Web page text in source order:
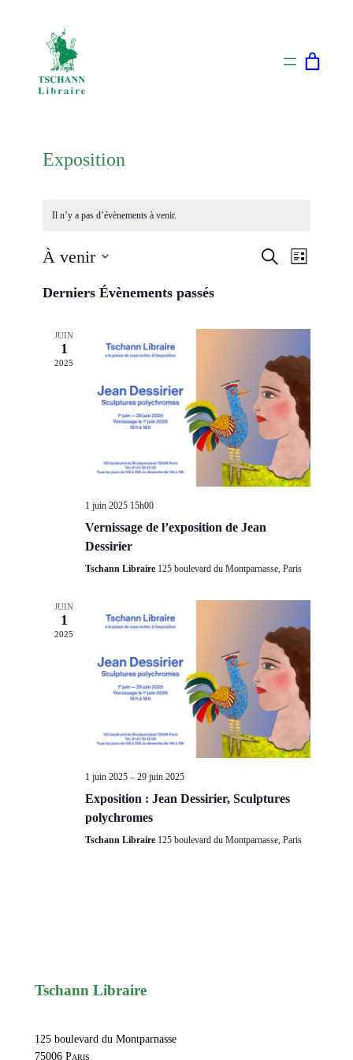
Exposition
Il n’y a pas d’évènements à venir.
vues
Recherche
Liste
À venir
une
Derniers Évènements passés
JUIN
1
2025
1 juin 2025 15h00
Vernissage de l’exposition de Jean
Dessirier
Tschann Libraire 125 boulevard du Montparnasse, Paris
JUIN
1
2025
1 juin 2025 –29 juin 2025
Exposition : Jean Dessirier, Sculptures
polychromes
Tschann Libraire 125 boulevard du Montparnasse, Paris
Tschann Libraire
125 boulevard du Montparnasse
75006 Paris